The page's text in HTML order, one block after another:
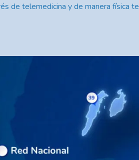
de telemedicina y de manera física